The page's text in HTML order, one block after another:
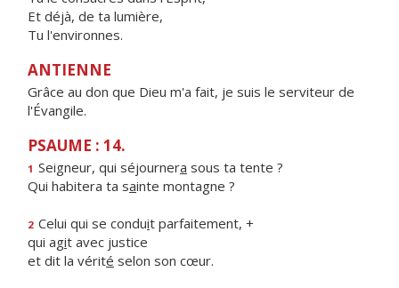
Et déjà, de ta lumière,
Tu l'environnes.
ANTIENNE
Grâce au don que Dieu m'a fait, je suis le serviteur de
l'Évangile.
PSAUME : 14.
1 Seigneur, qui séjournera sous ta tente ?
Qui habitera ta sainte montagne ?
2 Celui qui se conduit parfaitement, +
qui agit avec justice
et dit la vérité selon son cœur.